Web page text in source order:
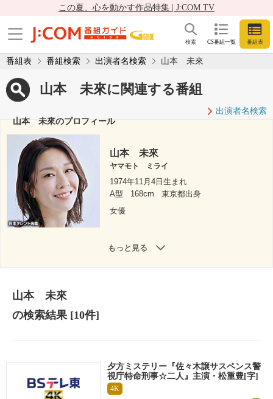
この夏、心を動かす作品特集 | J:COM TV
CS番組一覧 番組表
検索
番組表 番組検索 出演者名検索 山本 未來
山本 未來に関連する番組
出演者名検索
山本 未來のプロフィール
山本 未來
ヤマモト ミライ
1974年11月4日生まれ
A型
168cm
東京都出身
女優
もっと見る
山本 未來
の検索結果[10件]
夕方ミステリー『佐々木譲サスペンス警
視庁特命刑事☆二人』主演・松重豊[字]
4K